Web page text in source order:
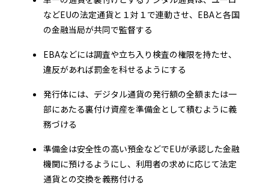
などEUの法定通貨と１対１で連動させ、EBAと各国
の金融当局が共同で監督する
EBAなどには調査や立ち入り検査の権限を持たせ、
違反があれば罰金を科せるようにする
発行体には、デジタル通貨の発行額の全額または一
部にあたる裏付け資産を準備金として積むように義
務づける
準備金は安全性の高い預金などでEUが承認した金融
機関に預けるようにし、利用者の求めに応じて法定
通貨との交換を義務付ける